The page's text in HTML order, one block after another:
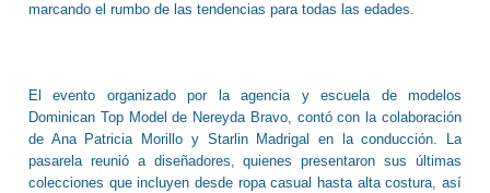
marcando el rumbo de las tendencias para todas las edades.
El evento organizado por la agencia y escuela de modelos
Dominican Top Model de Nereyda Bravo, contó con la colaboración
de Ana Patricia Morillo y Starlin Madrigal en la conducción. La
pasarela reunió a diseñadores, quienes presentaron sus últimas
colecciones que incluyen desde ropa casual hasta alta costura, así